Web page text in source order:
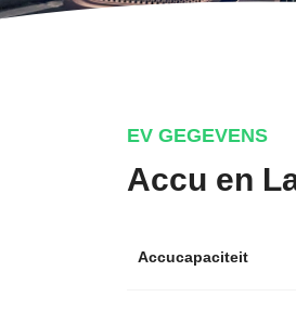
EV GEGEVENS
Accu en
Accucapaciteit